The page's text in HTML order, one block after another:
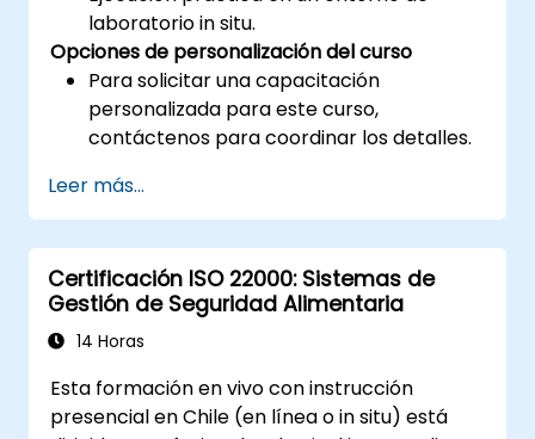
laboratorio in situ.
Opciones de personalización del curso
Para solicitar una capacitación
personalizada para este curso,
contáctenos para coordinar los detalles.
Leer más...
Certificación ISO 22000: Sistemas de
Gestión de Seguridad Alimentaria
14 Horas
Esta formación en vivo con instrucción
presencial en Chile (en línea o in situ) está